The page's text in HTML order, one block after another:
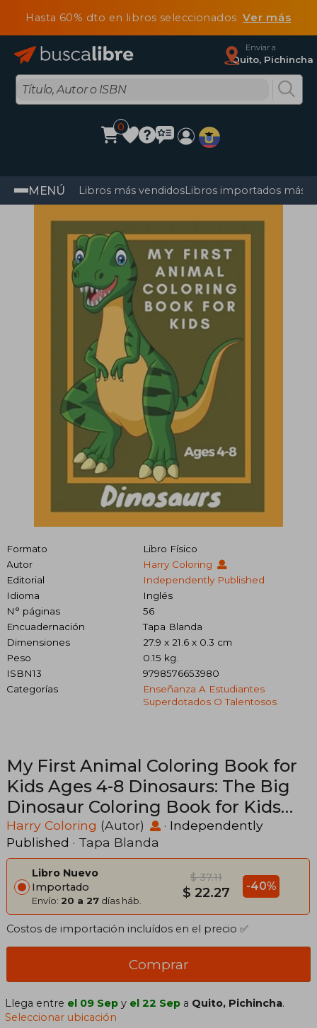
Hasta 60% dto en libros seleccionadosVer más
Enviar a
Quito, Pichincha
0
MENÚ Libros más vendidosLibros importados más
Formato
Libro Físico
Autor
Harry Coloring
Editorial
Independently Published
Idioma
Inglés
N° páginas
56
Encuadernación
Tapa Blanda
Dimensiones
27.9 x 21.6 x 0.3 cm
Peso
0.15 kg.
ISBN13
9798576653980
Categorías
Enseñanza A Estudiantes
Superdotados O Talentosos
My First Animal Coloring Book for
Kids Ages 4-8 Dinosaurs: The Big
Dinosaur Coloring Book for Kids
(Girls and Boys) Children's Animal
Books (en Inglés)
Harry Coloring (Autor) · Independently
Published · Tapa Blanda
Libro Nuevo
Importado
Envío: 20 a 27 días háb.
$ 37.11
$ 22.27 -40%
Costos de importación incluídos en el precio ✅
Comprar
Llega entre el 09 Sep y el 22 Sep a Quito, Pichincha.
Seleccionar ubicación